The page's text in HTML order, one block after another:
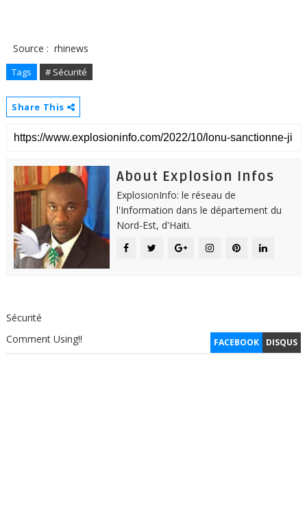
Source : rhinews
Tags # Sécurité
Share This
About Explosion Infos
ExplosionInfo: le réseau de
l'Information dans le département du
Nord-Est, d'Haiti.
Sécurité
FACEBOOK DISQUS
Comment Using!!